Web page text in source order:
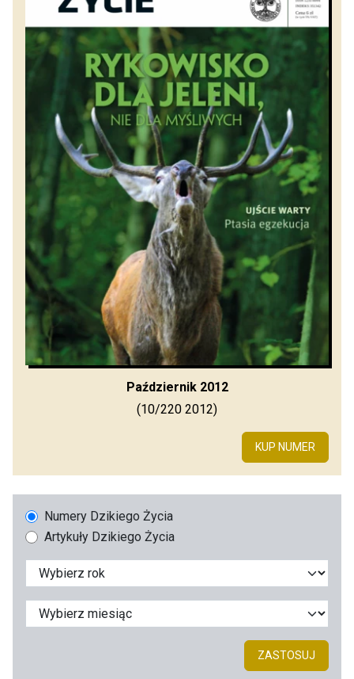
Październik 2012
(10/220 2012)
KUP NUMER
Numery Dzikiego Życia
Artykuły Dzikiego Życia
ZASTOSUJ